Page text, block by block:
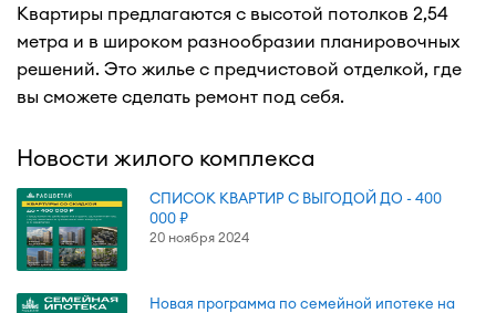
Квартиры предлагаются с высотой потолков 2,54
метра и в широком разнообразии планировочных
решений. Это жилье с предчистовой отделкой, где
вы сможете сделать ремонт под себя.
Новости жилого комплекса
СПИСОК КВАРТИР С ВЫГОДОЙ ДО - 400
000 ₽
20 ноября 2024
Новая программа по семейной ипотеке на